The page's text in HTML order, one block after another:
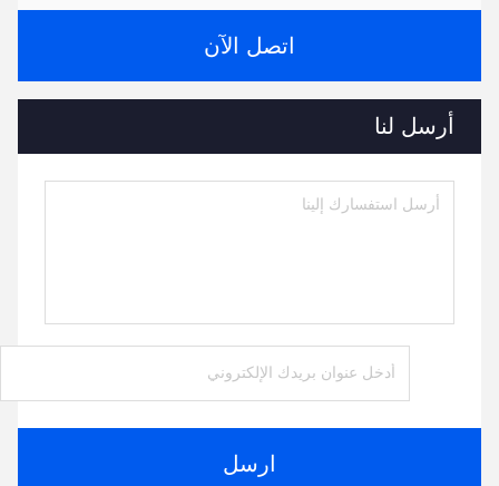
اتصل الآن
أرسل لنا
ارسل